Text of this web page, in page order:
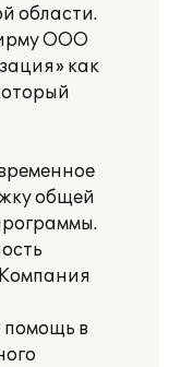
области.
ООО
как
общей
в